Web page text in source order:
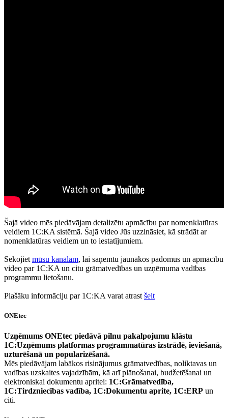
Šajā video mēs piedāvājam detalizētu apmācību par nomenklatūras
veidiem 1C:KA sistēmā. Šajā video Jūs uzzināsiet, kā strādāt ar
nomenklatūras veidiem un to iestatījumiem.
Sekojiet mūsu kanālam, lai saņemtu jaunākos padomus un apmācību
video par 1C:KA un citu grāmatvedības un uzņēmuma vadības
programmu lietošanu.
Plašāku informāciju par 1C:KA varat atrast šeit
ONEtec
Uzņēmums ONEtec piedāvā pilnu pakalpojumu klāstu
1C:Uzņēmums platformas programmatūras izstrādē, ieviešanā,
uzturēšanā un popularizēšanā.
Mēs piedāvājam labākos risinājumus grāmatvedības, noliktavas un
vadības uzskaites vajadzībām, kā arī plānošanai, budžetēšanai un
elektroniskai dokumentu apritei: 1C:Grāmatvedība,
1C:Tirdzniecības vadība, 1C:Dokumentu aprite, 1C:ERP un
citi.